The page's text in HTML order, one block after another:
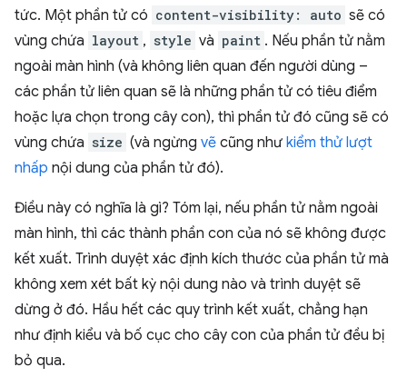
tức. Một phần tử có content-visibility: auto sẽ có
vùng chứa layout , style và paint . Nếu phần tử nằm
ngoài màn hình (và không liên quan đến người dùng –
các phần tử liên quan sẽ là những phần tử có tiêu điểm
hoặc lựa chọn trong cây con), thì phần tử đó cũng sẽ có
vùng chứa size (và ngừng vẽ cũng như kiểm thử lượt
nhấp nội dung của phần tử đó).
Điều này có nghĩa là gì? Tóm lại, nếu phần tử nằm ngoài
màn hình, thì các thành phần con của nó sẽ không được
kết xuất. Trình duyệt xác định kích thước của phần tử mà
không xem xét bất kỳ nội dung nào và trình duyệt sẽ
dừng ở đó. Hầu hết các quy trình kết xuất, chẳng hạn
như định kiểu và bố cục cho cây con của phần tử đều bị
bỏ qua.